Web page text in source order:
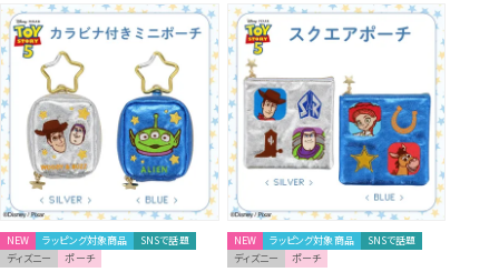
ーチ 粧美堂 shobido ドリーミ
ー スイーツ ゴースト ハウス シ
リーズ
NEW ラッピング対象商品
SNSで話題
ディズニー
ポーチ
NEW ラッピング対象商品
SNSで話題
ディズニー
ポーチ